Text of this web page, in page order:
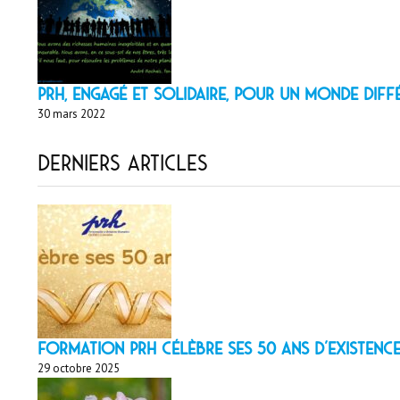
PRH, engagé et solidaire, pour un monde
30 mars 2022
Derniers articles
Formation PRH célèbre ses 50 ans
29 octobre 2025